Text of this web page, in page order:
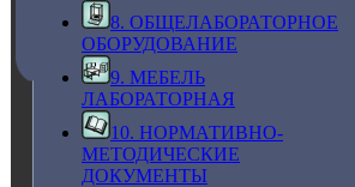
8. ОБЩЕЛАБОРАТОРНОЕ
ОБОРУДОВАНИЕ
9. МЕБЕЛЬ
ЛАБОРАТОРНАЯ
10. НОРМАТИВНО-
МЕТОДИЧЕСКИЕ
ДОКУМЕНТЫ